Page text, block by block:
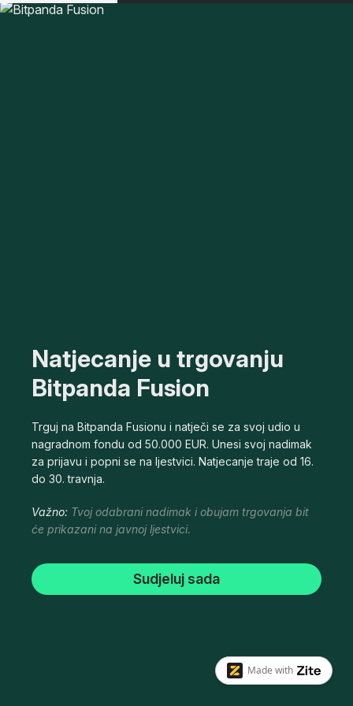
Natjecanje u trgovanju
Bitpanda Fusion
Trguj na Bitpanda Fusionu i natječi se za svoj udio u
nagradnom fondu od 50.000 EUR. Unesi svoj nadimak
za prijavu i popni se na ljestvici. Natjecanje traje od 16.
do 30. travnja.
Važno: Tvoj odabrani nadimak i obujam trgovanja bit
će prikazani na javnoj ljestvici.
Sudjeluj sada
Made with